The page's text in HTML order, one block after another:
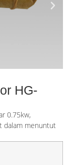
HG-
0.75kw,
dalam menuntut